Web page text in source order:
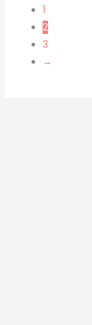
1
2
3
→